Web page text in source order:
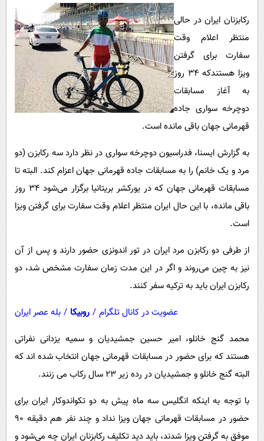
فناوری
گوناگون
حوادث
محیط زیست
سلامت
اجتماعی
سیاست خارجی
روانشناسی
آشپزی
دانلود
رکابزنان ایران در حالی
منتظر اعلام وقت
سفارت برای گرفتن
ویزا هستندکه ۳۴ روز
به آغاز مسابقات
دوچرخه سواری جاده
قهرمانی جهان باقی مانده است.
به گزارش ایسنا، فدراسیون دوچرخه سواری در نظر دارد سه رکابزن (دو
مرد و یک خانم) را به مسابقات جاده قهرمانی جهان اعزام کند. البته تا
مسابقات قهرمانی جهان که در یورکشر بریتانیا برگزار می‌شود ۳۴ روز
باقی مانده، با این حال ایران منتظر اعلام وقت سفارت برای گرفتن ویزا
است.
از طرفی دو رکابزن مرد ایران در تور اندونزی حضور دارند و پس از آن
نیز به چین می‌روند و اگر در این مدت زمان سفارت مشخص شد، دو
رکابزن ایران باید به ترکیه سفر کنند.
عضویت در کانال تلگرام / روبیکا / بله عصر ایران
محمد گنج خانلو، امیر حسین جمشیدیان و سمیه یزدانی نفراتی
هستند که برای حضور در مسابقات قهرمانی جهان انتخاب شده اند که
البته گنج خانلو و جمشیدیان در رده زیر ۲۳ سال رکاب می زنند.
با توجه به اینکه انگلیس سه ماه پیش به دو تکواندوکار ایران برای
حضور در مسابقات قهرمانی جهان ویزا نداد و چند نفر هم دقیقه ۹۰
موفق به گرفتن ویزا شدند، باید دید تکلیف رکابزنان ایران چه می‌شود و